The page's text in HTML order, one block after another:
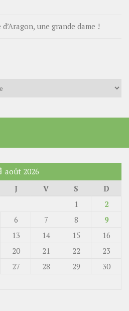
une grande dame !
août 2026
J V S
D
1
2
6 7 8
9
13 14 15
16
20 21 22
23
27 28 29
30